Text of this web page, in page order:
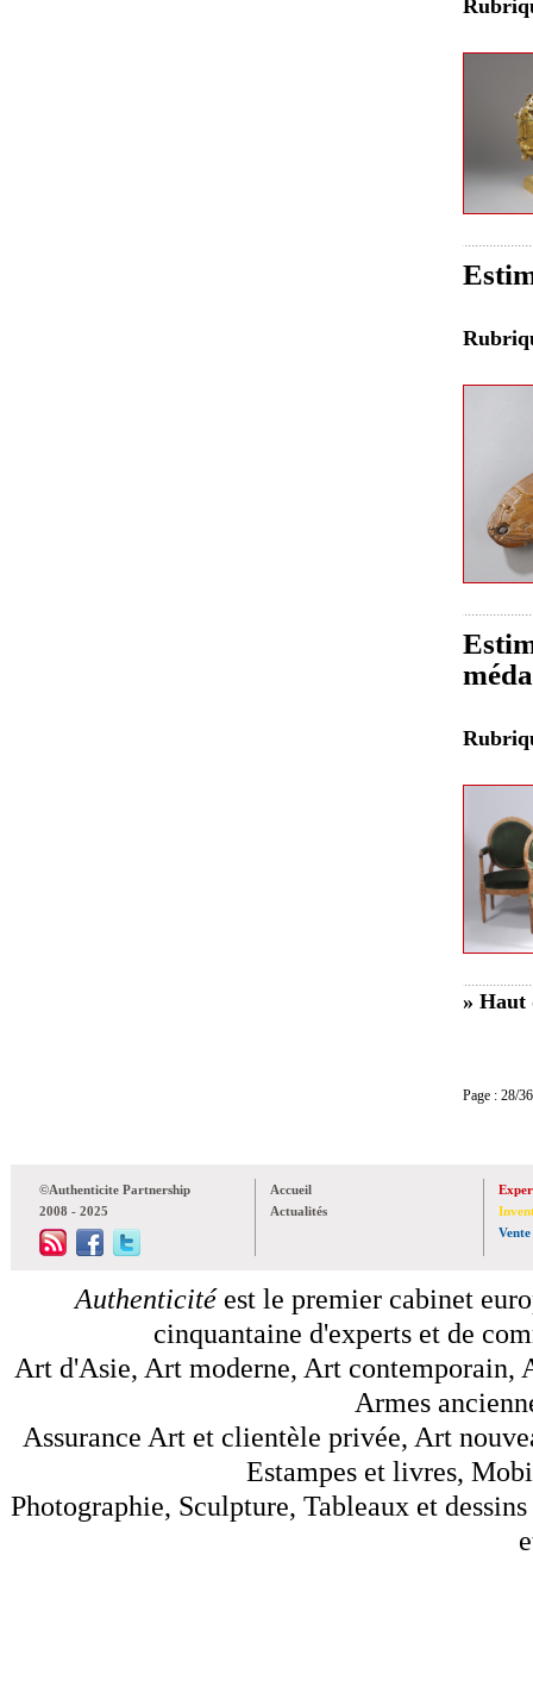
» Haut
Page :
©Authenticite Partnership
2008 - 2025
Accueil
Actualités
Vente
Authenticitéest le premier cabinet
cinquantaine d'experts et de
Art d'Asie, Art moderne, Art contemporain,
Armes
Assurance Art et clientèle privée, Art
Estampes et livres,
Photographie, Sculpture, Tableaux et